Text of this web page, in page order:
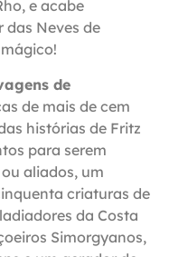
e acabe
das Neves de
de
de mais de cem
histórias de Fritz
para serem
aliados, um
criaturas de
da Costa
Simorgyanos,